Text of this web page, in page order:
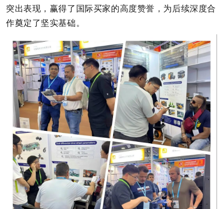
突出表现，赢得了国际买家的高度赞誉，为后续深度合
作奠定了坚实基础。